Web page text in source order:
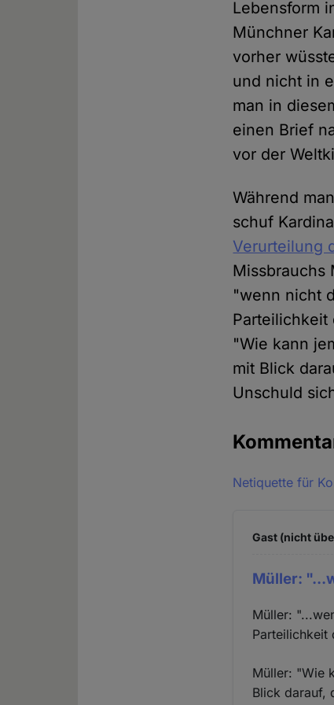
Lebensform
Münchner
vorher
und nicht in
man in
einen Brief
vor der
Während
schuf
Verurteilung
Missbrauchs
"wenn nicht
"Wie kann
mit Blick
Unschuld
Netiquette für
Gast (nicht
Müller:
Müller:
Parteilichkeit
Müller: "Wie
Blick darauf,